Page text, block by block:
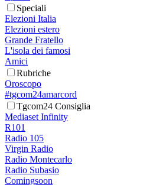
Speciali
Elezioni Italia
Elezioni estero
Grande Fratello
L'isola dei famosi
Amici
Rubriche
Oroscopo
#tgcom24amarcord
Tgcom24 Consiglia
Mediaset Infinity
R101
Radio 105
Virgin Radio
Radio Montecarlo
Radio Subasio
Comingsoon